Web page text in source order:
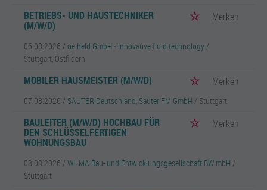
BETRIEBS- UND HAUSTECHNIKER
(M/W/D)
Merken
06.08.2026 / oelheld GmbH ∙ innovative fluid technology /
Stuttgart, Ostfildern
MOBILER HAUSMEISTER (M/W/D) Merken
07.08.2026 / SAUTER Deutschland, Sauter FM GmbH / Stuttgart
BAULEITER (M/W/D) HOCHBAU FÜR
DEN SCHLÜSSELFERTIGEN
WOHNUNGSBAU
Merken
08.08.2026 / WILMA Bau- und Entwicklungsgesellschaft BW mbH /
Stuttgart